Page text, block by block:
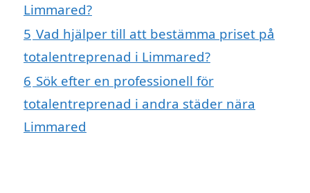
Limmared?
5 Vad hjälper till att bestämma priset på
totalentreprenad i Limmared?
6 Sök efter en professionell för
totalentreprenad i andra städer nära
Limmared